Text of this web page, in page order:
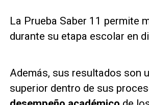
La Prueba Saber 11 permite
durante su etapa escolar en
Además, sus resultados son
superior dentro de sus